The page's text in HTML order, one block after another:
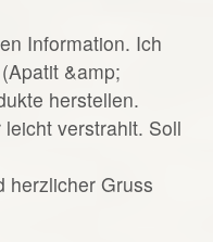
Information. Ich
&amp;
herstellen.
verstrahlt. Soll
herzlicher Gruss